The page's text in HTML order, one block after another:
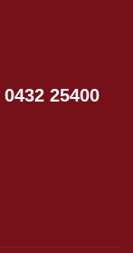
0432 25400